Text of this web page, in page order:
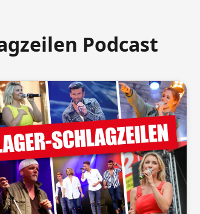
Podcast